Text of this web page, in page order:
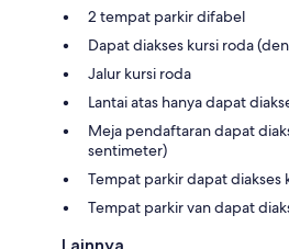
2 tempat parkir difabel
Dapat diakses kursi roda
Jalur kursi roda
Lantai atas hanya dapat
Meja pendaftaran dapat
sentimeter)
Tempat parkir dapat diakses
Tempat parkir van dapat